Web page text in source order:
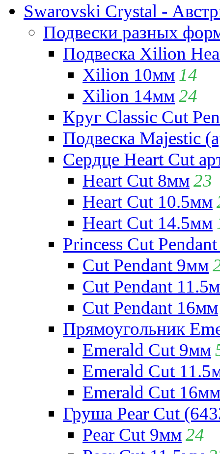
Swarovski Crystal -
Подвески разных
Подвеска Xilion
Xilion 10мм 14
Xilion 14мм24
Круг Classic Cut
Подвеска Majestic
Сердце Heart Cut
Heart Cut 8мм23
Heart Cut 10.5мм
Heart Cut 14.5мм
Princess Cut
Cut Pendant 9мм
Cut Pendant
Cut Pendant 16мм
Прямоугольник
Emerald Cut 9мм
Emerald Cut
Emerald Cut 16мм
Груша Pear Cut
Pear Cut 9мм24